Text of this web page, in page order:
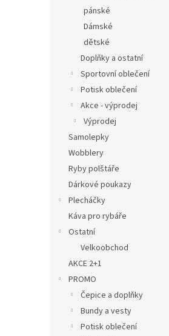
pánské
Dámské
dětské
Doplňky a ostatní
Sportovní oblečení
Potisk oblečení
Akce - výprodej
Výprodej
Samolepky
Wobblery
Ryby polštáře
Dárkové poukazy
Plecháčky
Káva pro rybáře
Ostatní
Velkoobchod
AKCE 2+1
PROMO
Čepice a doplňky
Bundy a vesty
Potisk oblečení